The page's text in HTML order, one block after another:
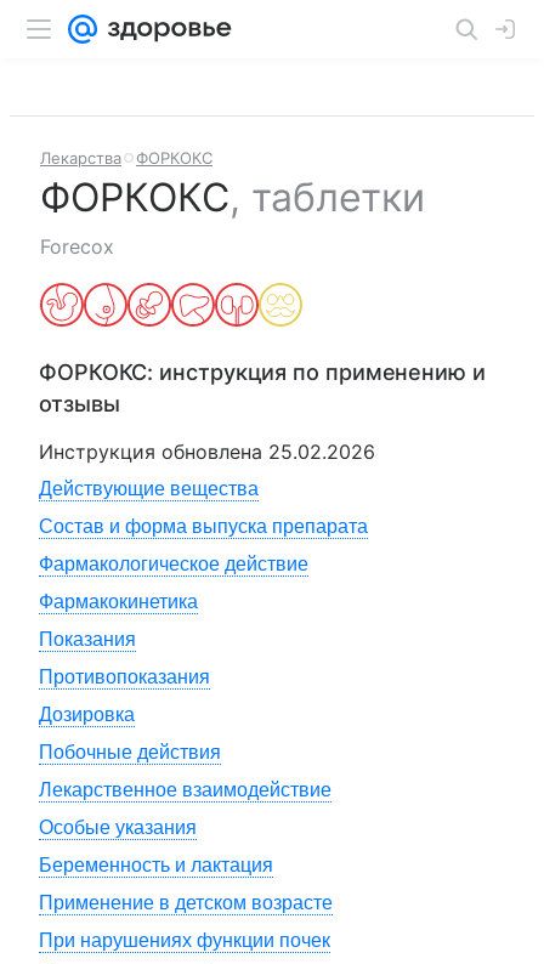
Лекарства ФОРКОКС
ФОРКОКС, таблетки
Forecox
ФОРКОКС: инструкция по применению и
отзывы
Инструкция обновлена 25.02.2026
Действующие вещества
Состав и форма выпуска препарата
Фармакологическое действие
Фармакокинетика
Показания
Противопоказания
Дозировка
Побочные действия
Лекарственное взаимодействие
Особые указания
Беременность и лактация
Применение в детском возрасте
При нарушениях функции почек